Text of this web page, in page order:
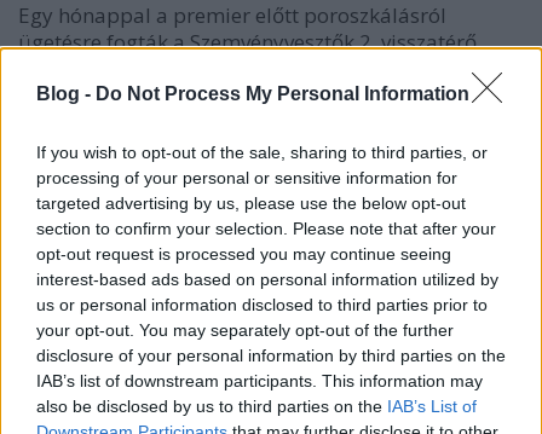
Blog - Do Not Process My Personal Information
If you wish to opt-out of the sale, sharing to third parties, or
processing of your personal or sensitive information for
targeted advertising by us, please use the below opt-out
section to confirm your selection. Please note that after your
opt-out request is processed you may continue seeing
interest-based ads based on personal information utilized by
us or personal information disclosed to third parties prior to
your opt-out. You may separately opt-out of the further
disclosure of your personal information by third parties on the
IAB’s list of downstream participants. This information may
also be disclosed by us to third parties on the IAB’s List of
Egy hónappal a premier előtt poroszkálásról
ügetésre fogták a Szemvényvesztők 2. visszatérő
előzetest folyamatosan újabb és újabb kedvcsinálók
tévészpot fedőnéven fut a promóció, lényeg, hogy
minden alkalommal…